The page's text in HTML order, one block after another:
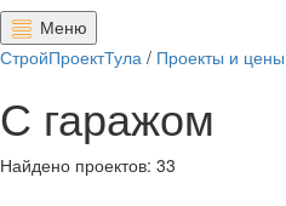
Меню
СтройПроектТула / Проекты и цены
С гаражом
Найдено проектов: 33